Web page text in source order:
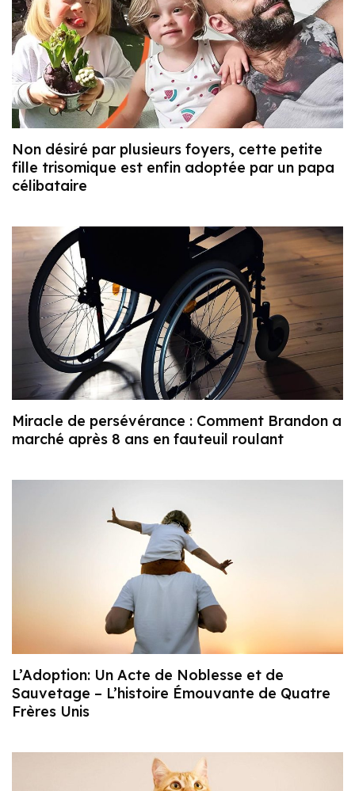
Non désiré par plusieurs foyers, cette petite
fille trisomique est enfin adoptée par un papa
célibataire
Miracle de persévérance : Comment Brandon a
marché après 8 ans en fauteuil roulant
L’Adoption: Un Acte de Noblesse et de
Sauvetage – L’histoire Émouvante de Quatre
Frères Unis